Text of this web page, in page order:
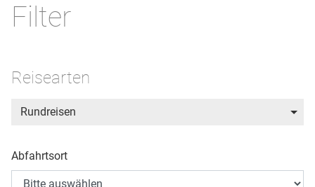
Filter
Reisearten
Rundreisen
Abfahrtsort